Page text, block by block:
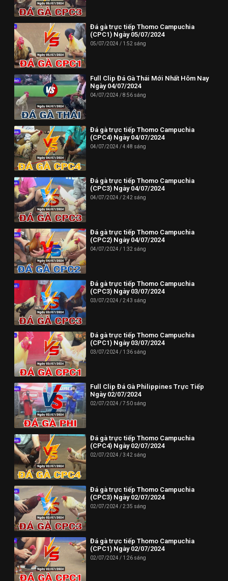
--------------------------//----------------------
✪ Đừng quên Bấn vào đăng ký Dagatructiep.Tube để cập nhật
những Video đá gà trực tiếp - Đá gà Thomo - Đá gà Campuchia
mới nhất hôm nay!
--------------------------//----------------------
© Bản quyền thuộc về Dagatructiep.Tube
© Mọi thông tin bản quyền hay khiếu nại liên hệ :
info@dagatructiep.tube
Đá gà trực tiếp Thomo Campuchia
(CPC1) Ngày 05/07/2024
05/07/2024 1:52 sáng
Full Clip Đá Gà Thái Mới Nhất Hôm Nay
Ngày 04/07/2024
04/07/2024 8:56 sáng
Đá gà trực tiếp Thomo Campuchia
(CPC4) Ngày 04/07/2024
04/07/2024 4:48 sáng
Đá gà trực tiếp Thomo Campuchia
(CPC3) Ngày 04/07/2024
04/07/2024 2:42 sáng
Đá gà trực tiếp Thomo Campuchia
(CPC2) Ngày 04/07/2024
04/07/2024 1:32 sáng
Đá gà trực tiếp Thomo Campuchia
(CPC3) Ngày 03/07/2024
03/07/2024 2:43 sáng
Đá gà trực tiếp Thomo Campuchia
(CPC1) Ngày 03/07/2024
03/07/2024 1:36 sáng
Full Clip Đá Gà Philippines Trực Tiếp
Ngày 02/07/2024
02/07/2024 7:50 sáng
Đá gà trực tiếp Thomo Campuchia
(CPC4) Ngày 02/07/2024
02/07/2024 3:42 sáng
Đá gà trực tiếp Thomo Campuchia
(CPC3) Ngày 02/07/2024
02/07/2024 2:35 sáng
Đá gà trực tiếp Thomo Campuchia
(CPC1) Ngày 02/07/2024
02/07/2024 1:26 sáng